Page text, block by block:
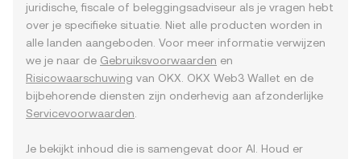
juridische, fiscale of beleggingsadviseur als je vragen hebt
over je specifieke situatie. Niet alle producten worden in
alle landen aangeboden. Voor meer informatie verwijzen
we je naar de Gebruiksvoorwaarden en
Risicowaarschuwing van OKX. OKX Web3 Wallet en de
bijbehorende diensten zijn onderhevig aan afzonderlijke
Servicevoorwaarden
Je bekijkt inhoud die is samengevat door AI. Houd er